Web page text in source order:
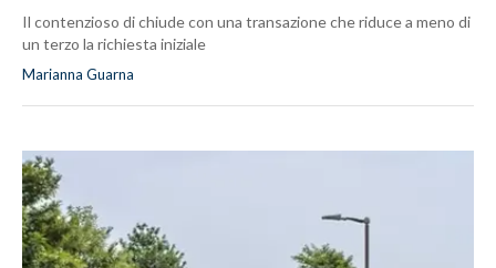
Il contenzioso di chiude con una transazione che riduce a meno di
un terzo la richiesta iniziale
Marianna Guarna